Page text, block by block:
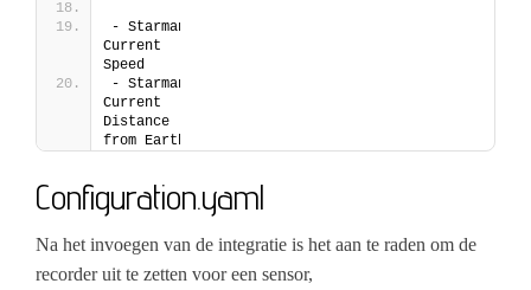
- Starman
Current
Speed
- Starman
Current
Distance
from Earth
Configuration.yaml
Na het invoegen van de integratie is het aan te raden om de
recorder uit te zetten voor een sensor,